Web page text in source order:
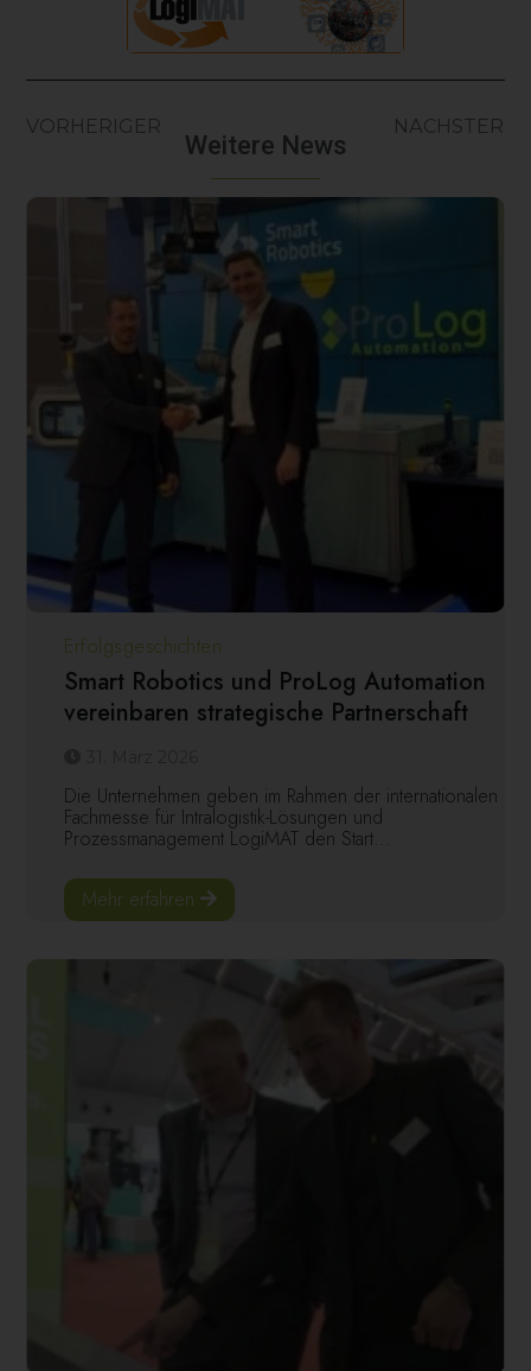
VORHERIGER NÄCHSTER
Weitere News
Erfolgsgeschichten
Smart Robotics und ProLog Automation
vereinbaren strategische Partnerschaft
Die Unternehmen geben im Rahmen der internationalen
Fachmesse für Intralogistik-Lösungen und
Prozessmanagement LogiMAT den Start...
Mehr erfahren